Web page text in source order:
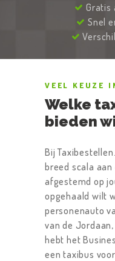
Gratis
Snel
VEEL KEUZE
Welke
bieden
Bij
breed scala
afgestemd op
opgehaald wilt
personenauto
van de
hebt het
een taxibus